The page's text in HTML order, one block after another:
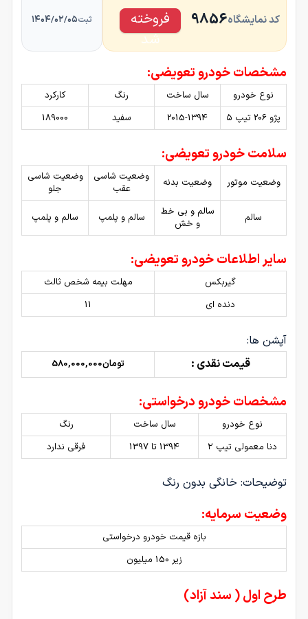
کد نمایشگاه9856
فروخته
شد
ثبت۱۴۰۴/۰۲/۰۵
مشخصات خودرو تعویضی:
نوع خودرو سال ساخت رنگ
کارکرد
پژو 206 تیپ ۵
2015-1394 سفید 189000
سلامت خودرو تعویضی:
وضعیت موتور وضعیت بدنه
وضعیت شاسی
عقب
وضعیت شاسی
جلو
سالم
سالم و بی خط
و خش
سالم و پلمپ سالم و پلمپ
سایر اطلاعات خودرو تعویضی:
گیربکس
مهلت بیمه شخص ثالث
دنده ای
11
آپشن ها:
قیمت نقدی :
تومان580,000,000
مشخصات خودرو درخواستی:
نوع خودرو سال ساخت
رنگ
دنا معمولی تیپ ۲
1394 تا 1397 فرقی ندارد
توضیحات: خانگی بدون رنگ
وضعیت سرمایه:
بازه قیمت خودرو درخواستی
زیر 150 میلیون
طرح اول ( سند آزاد)